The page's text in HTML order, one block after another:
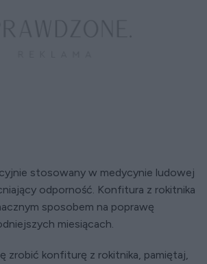
stosowany w medycynie ludowej
odporność. Konfitura z rokitnika
sposobem na poprawę
miesiącach.
zrobić konfiturę z rokitnika, pamiętaj,